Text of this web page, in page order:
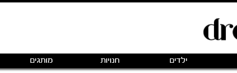
ילדים חנויות מותגים